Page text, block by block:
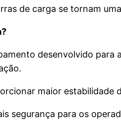
de carga se tornam
desenvolvido
maior
segurança para os